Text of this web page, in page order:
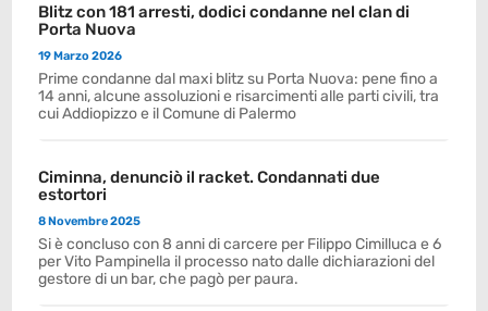
Blitz con 181 arresti, dodici condanne nel clan di
Porta Nuova
19 Marzo 2026
Prime condanne dal maxi blitz su Porta Nuova: pene fino a
14 anni, alcune assoluzioni e risarcimenti alle parti civili, tra
cui Addiopizzo e il Comune di Palermo
Ciminna, denunciò il racket. Condannati due
estortori
8 Novembre 2025
Si è concluso con 8 anni di carcere per Filippo Cimilluca e 6
per Vito Pampinella il processo nato dalle dichiarazioni del
gestore di un bar, che pagò per paura.